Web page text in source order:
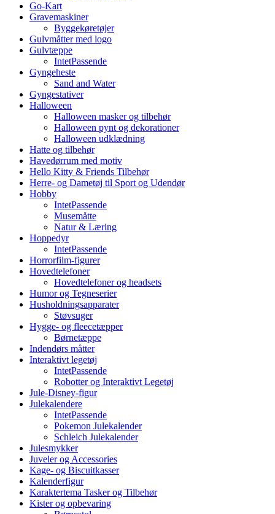
Go-Kart
Gravemaskiner
Byggekøretøjer
Gulvmåtter med logo
Gulvtæppe
IntetPassende
Gyngeheste
Sand and Water
Gyngestativer
Halloween
Halloween masker og tilbehør
Halloween pynt og dekorationer
Halloween udklædning
Hatte og tilbehør
Havedørrum med motiv
Hello Kitty & Friends Tilbehør
Herre- og Dametøj til Sport og Udendør
Hobby
IntetPassende
Musemåtte
Natur & Læring
Hoppedyr
IntetPassende
Horrorfilm-figurer
Hovedtelefoner
Hovedtelefoner og headsets
Humor og Tegneserier
Husholdningsapparater
Støvsuger
Hygge- og fleecetæpper
Børnetæppe
Indendørs måtter
Interaktivt legetøj
IntetPassende
Robotter og Interaktivt Legetøj
Jule-Disney-figur
Julekalendere
IntetPassende
Pokemon Julekalender
Schleich Julekalender
Julesmykker
Juveler og Accessories
Kage- og Biscuitkasser
Kalenderfigur
Karaktertema Tasker og Tilbehør
Kister og opbevaring